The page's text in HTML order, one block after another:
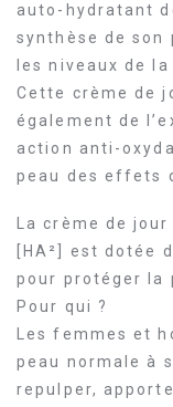
auto-hydratant
synthèse de son
les niveaux de la
Cette crème de
également de
action anti-
peau des effets
La crème de
[HA²] est dotée
pour protéger la
Pour qui ?
Les femmes et
peau normale à
repulper,